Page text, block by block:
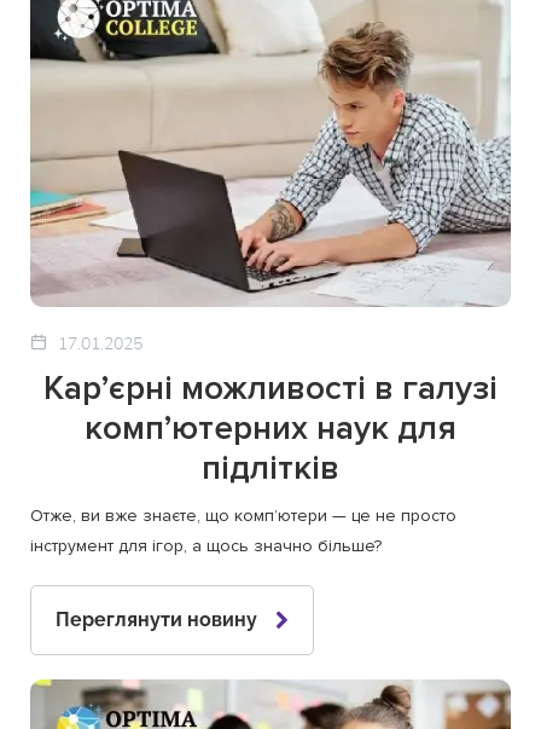
17.01.2025
Кар’єрні можливості в галузі
комп’ютерних наук для
підлітків
Отже, ви вже знаєте, що комп’ютери — це не просто
інструмент для ігор, а щось значно більше?
Переглянути новину